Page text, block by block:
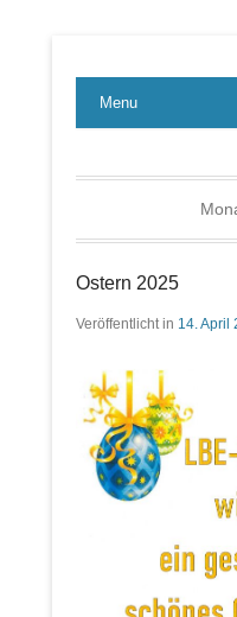
LBE-
Menu
Ostern 2025
Veröffentlicht in 14. April